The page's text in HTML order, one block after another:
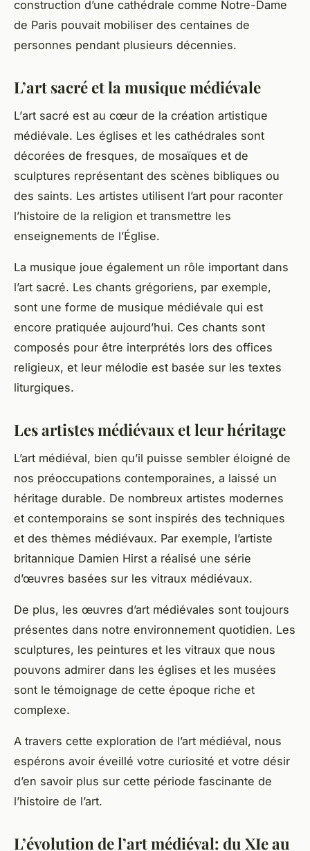
construction d’une cathédrale comme Notre-Dame
de Paris pouvait mobiliser des centaines de
personnes pendant plusieurs décennies.
L’art sacré et la musique médiévale
L’art sacré est au cœur de la création artistique
médiévale. Les églises et les cathédrales sont
décorées de fresques, de mosaïques et de
sculptures représentant des scènes bibliques ou
des saints. Les artistes utilisent l’art pour raconter
l’histoire de la religion et transmettre les
enseignements de l’Église.
La musique joue également un rôle important dans
l’art sacré. Les chants grégoriens, par exemple,
sont une forme de musique médiévale qui est
encore pratiquée aujourd’hui. Ces chants sont
composés pour être interprétés lors des offices
religieux, et leur mélodie est basée sur les textes
liturgiques.
Les artistes médiévaux et leur héritage
L’art médiéval, bien qu’il puisse sembler éloigné de
nos préoccupations contemporaines, a laissé un
héritage durable. De nombreux artistes modernes
et contemporains se sont inspirés des techniques
et des thèmes médiévaux. Par exemple, l’artiste
britannique Damien Hirst a réalisé une série
d’œuvres basées sur les vitraux médiévaux.
De plus, les œuvres d’art médiévales sont toujours
présentes dans notre environnement quotidien. Les
sculptures, les peintures et les vitraux que nous
pouvons admirer dans les églises et les musées
sont le témoignage de cette époque riche et
complexe.
A travers cette exploration de l’art médiéval, nous
espérons avoir éveillé votre curiosité et votre désir
d’en savoir plus sur cette période fascinante de
l’histoire de l’art.
L’évolution de l’art médiéval: du XIe au